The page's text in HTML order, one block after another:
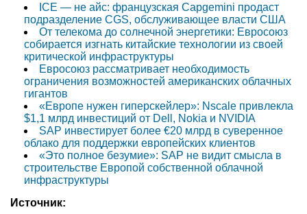
ICE — не айс: французская Capgemini продаст
подразделение CGS, обслуживающее власти США
От телекома до солнечной энергетики: Евросоюз
собирается изгнать китайские технологии из своей
критической инфраструктуры
Евросоюз рассматривает необходимость
ограничения возможностей американских облачных
гигантов
«Европе нужен гиперскейлер»: Nscale привлекла
$1,1 млрд инвестиций от Dell, Nokia и NVIDIA
SAP инвестирует более €20 млрд в суверенное
облако для поддержки европейских клиентов
«Это полное безумие»: SAP не видит смысла в
строительстве Европой собственной облачной
инфраструктуры
Источник: